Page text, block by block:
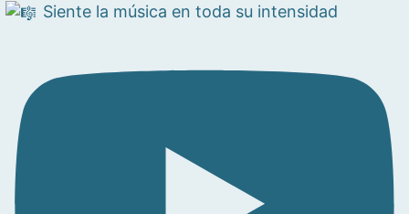
Siente la música en toda su intensidad